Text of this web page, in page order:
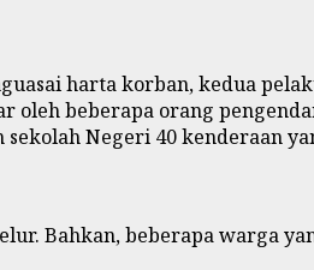
harta korban, kedua
oleh beberapa orang
Negeri 40 kenderaan
Bahkan, beberapa warga